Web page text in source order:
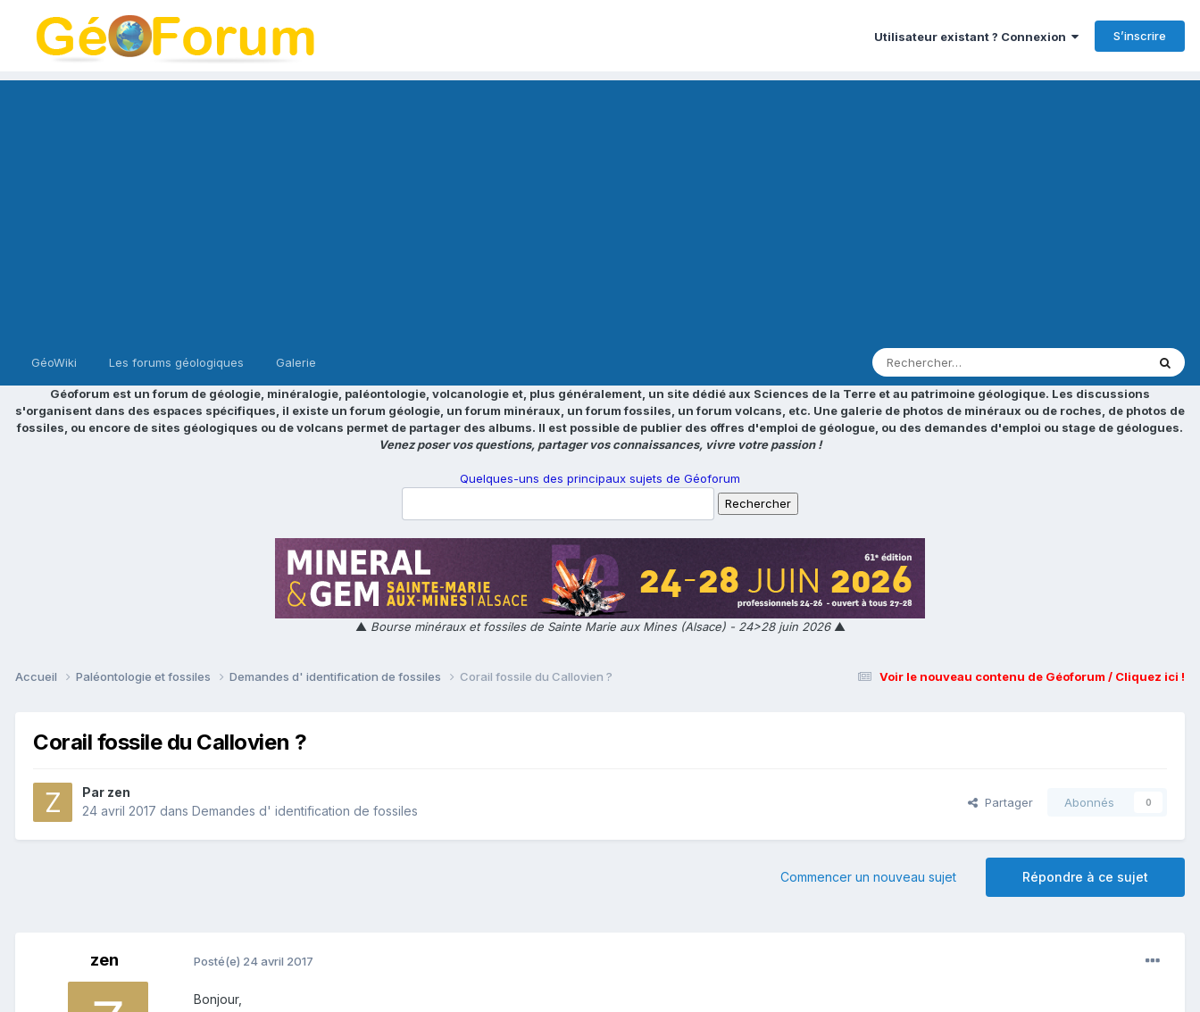
Utilisateur existant ? Connexion S’inscrire
GéoWiki Les forums géologiques Galerie
Géoforum est un forum de géologie, minéralogie, paléontologie, volcanologie et, plus généralement, un site dédié aux Sciences de la Terre et au patrimoine géologique. Les discussions
s'organisent dans des espaces spécifiques, il existe un forum géologie, un forum minéraux, un forum fossiles, un forum volcans, etc. Une galerie de photos de minéraux ou de roches, de photos de
fossiles, ou encore de sites géologiques ou de volcans permet de partager des albums. Il est possible de publier des offres d'emploi de géologue, ou des demandes d'emploi ou stage de géologues.
Venez poser vos questions, partager vos connaissances, vivre votre passion !
Quelques-uns des principaux sujets de Géoforum
▲ Bourse minéraux et fossiles de Sainte Marie aux Mines (Alsace) - 24>28 juin 2026▲
Voir le nouveau contenu de Géoforum / Cliquez ici !
Accueil Paléontologie et fossiles Demandes d' identification de fossiles Corail fossile du Callovien ?
Corail fossile du Callovien ?
Par zen
24 avril 2017 dans Demandes d' identification de fossiles
Partager Abonnés 0
Répondre à ce sujet
Commencer un nouveau sujet
zen Posté(e) 24 avril 2017
Bonjour,